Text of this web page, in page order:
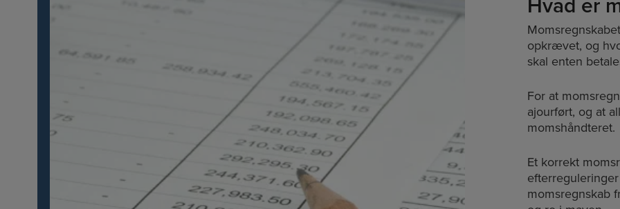
opkrævet, og
skal enten
For at
ajourført, og at
momshåndteret.
Et korrekt
momsregnskab